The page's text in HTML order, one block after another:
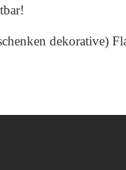
dekorative)